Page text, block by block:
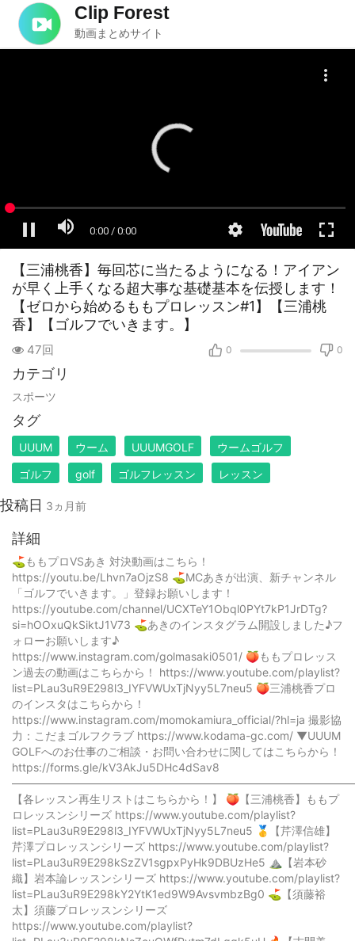
Clip Forest
動画まとめサイト
【三浦桃香】毎回芯に当たるようになる！アイアン
が早く上手くなる超大事な基礎基本を伝授します！
【ゼロから始めるももプロレッスン#1】【三浦桃
香】【ゴルフでいきます。】
0 0
47回
カテゴリ
スポーツ
タグ
UUUM ウーム UUUMGOLF
ウームゴルフ
ゴルフ
golf ゴルフレッスン レッスン
投稿日 3ヵ月前
詳細
⛳️ももプロVSあき 対決動画はこちら！
https://youtu.be/Lhvn7aOjzS8 ⛳️MCあきが出演、新チャンネル
「ゴルフでいきます。」登録お願いします！
https://youtube.com/channel/UCXTeY1Obql0PYt7kP1JrDTg?
si=hOOxuQkSiktJ1V73 ⛳️あきのインスタグラム開設しました♪フ
ォローお願いします♪
https://www.instagram.com/golmasaki0501/ 🍑ももプロレッス
ン過去の動画はこちらから！ https://www.youtube.com/playlist?
list=PLau3uR9E298l3_IYFVWUxTjNyy5L7neu5 🍑三浦桃香プロ
のインスタはこちらから！
https://www.instagram.com/momokamiura_official/?hl=ja 撮影協
力：こだまゴルフクラブ https://www.kodama-gc.com/ ▼UUUM
GOLFへのお仕事のご相談・お問い合わせに関してはこちらから！
https://forms.gle/kV3AkJu5DHc4dSav8
【各レッスン再生リストはこちらから！】 🍑【三浦桃香】ももプ
ロレッスンシリーズ https://www.youtube.com/playlist?
list=PLau3uR9E298l3_IYFVWUxTjNyy5L7neu5 🥇【芹澤信雄】
芹澤プロレッスンシリーズ https://www.youtube.com/playlist?
list=PLau3uR9E298kSzZV1sgpxPyHk9DBUzHe5 ⛰️【岩本砂
織】岩本論レッスンシリーズ https://www.youtube.com/playlist?
list=PLau3uR9E298kY2YtK1ed9W9AvsvmbzBg0 ⛳️【須藤裕
太】須藤プロレッスンシリーズ
https://www.youtube.com/playlist?